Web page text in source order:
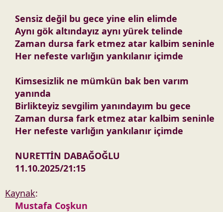
Sensiz değil bu gece yine elin elimde
Aynı gök altındayız aynı yürek telinde
Zaman dursa fark etmez atar kalbim seninle
Her nefeste varlığın yankılanır içimde
Kimsesizlik ne mümkün bak ben varım
yanında
Birlikteyiz sevgilim yanındayım bu gece
Zaman dursa fark etmez atar kalbim seninle
Her nefeste varlığın yankılanır içimde
NURETTİN DABAĞOĞLU
11.10.2025/21:15
Kaynak:
Mustafa Coşkun